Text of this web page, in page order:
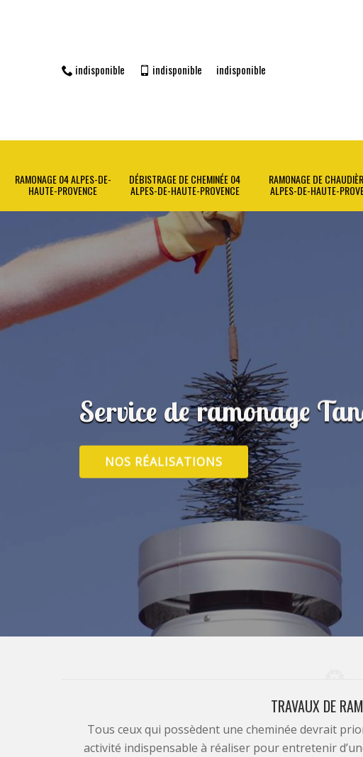
indisponible indisponible indisponible
RAMONAGE 04 ALPES-DE-
HAUTE-PROVENCE
DÉBISTRAGE DE CHEMINÉE 04
ALPES-DE-HAUTE-PROVENCE
RAMONAGE DE
ALPES-DE-HAUTE-
Service de ramonage
NOS RÉALISATIONS
TRAVAUX DE
Tous ceux qui possèdent une cheminée devrait
activité indispensable à réaliser pour entretenir